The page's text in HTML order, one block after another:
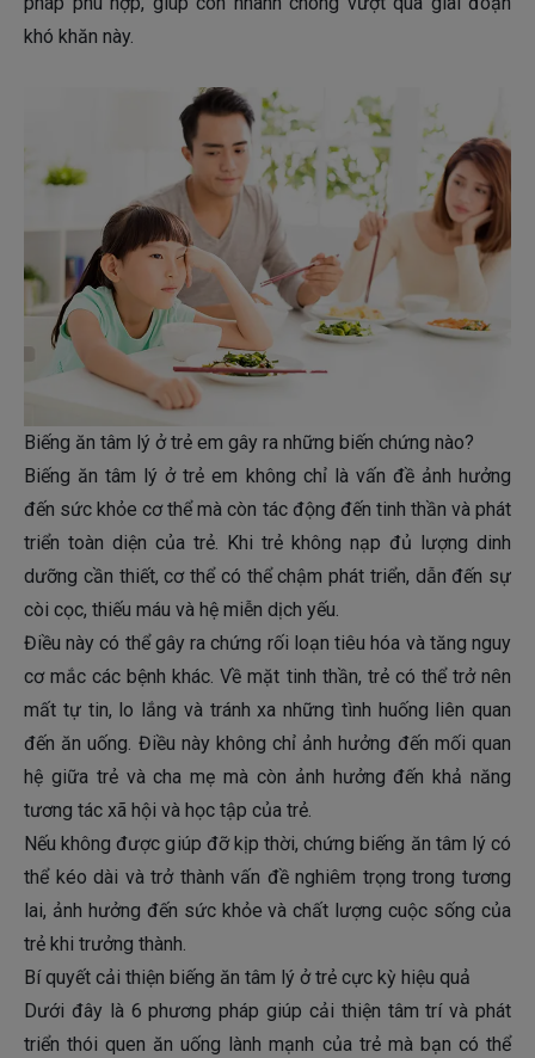
khó khăn này.
Biếng ăn tâm lý ở trẻ em gây ra những biến chứng nào?
Biếng ăn tâm lý ở trẻ em không chỉ là vấn đề ảnh hưởng
đến sức khỏe cơ thể mà còn tác động đến tinh thần và phát
triển toàn diện của trẻ. Khi trẻ không nạp đủ lượng dinh
dưỡng cần thiết, cơ thể có thể chậm phát triển, dẫn đến sự
còi cọc, thiếu máu và hệ miễn dịch yếu.
Điều này có thể gây ra chứng rối loạn tiêu hóa và tăng nguy
cơ mắc các bệnh khác. Về mặt tinh thần, trẻ có thể trở nên
mất tự tin, lo lắng và tránh xa những tình huống liên quan
đến ăn uống. Điều này không chỉ ảnh hưởng đến mối quan
hệ giữa trẻ và cha mẹ mà còn ảnh hưởng đến khả năng
tương tác xã hội và học tập của trẻ.
Nếu không được giúp đỡ kịp thời, chứng biếng ăn tâm lý có
thể kéo dài và trở thành vấn đề nghiêm trọng trong tương
lai, ảnh hưởng đến sức khỏe và chất lượng cuộc sống của
trẻ khi trưởng thành.
Bí quyết cải thiện biếng ăn tâm lý ở trẻ cực kỳ hiệu quả
Dưới đây là 6 phương pháp giúp cải thiện tâm trí và phát
triển thói quen ăn uống lành mạnh của trẻ mà bạn có thể